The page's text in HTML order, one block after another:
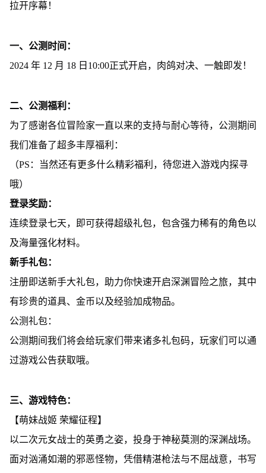
拉开序幕！
一、公测时间：
2024 年 12 月 18 日10:00正式开启，肉鸽对决、一触即发！
二、公测福利：
为了感谢各位冒险家一直以来的支持与耐心等待，公测期间
我们准备了超多丰厚福利：
（PS：当然还有更多什么精彩福利，待您进入游戏内探寻
哦）
登录奖励：
连续登录七天，即可获得超级礼包，包含强力稀有的角色以
及海量强化材料。
新手礼包：
注册即送新手大礼包，助力你快速开启深渊冒险之旅，其中
有珍贵的道具、金币以及经验加成物品。
公测礼包：
公测期间我们将会给玩家们带来诸多礼包码，玩家们可以通
过游戏公告获取哦。
三、游戏特色：
【萌妹战姬 荣耀征程】
以二次元女战士的英勇之姿，投身于神秘莫测的深渊战场。
面对汹涌如潮的邪恶怪物，凭借精湛枪法与不屈战意，书写